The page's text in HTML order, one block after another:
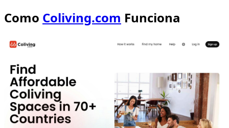
Como Coliving.com Funciona